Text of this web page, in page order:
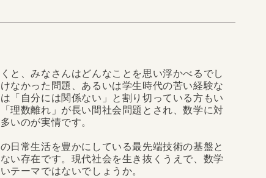
と、みなさんはどんなことを思い浮かべるでし
なかった問題、あるいは学生時代の苦い経験な
「自分には関係ない」と割り切っている方もい
理数離れ」が長い間社会問題とされ、数学に対
いのが実情です。
日常生活を豊かにしている最先端技術の基盤と
い存在です。現代社会を生き抜くうえで、数学
テーマではないでしょうか。